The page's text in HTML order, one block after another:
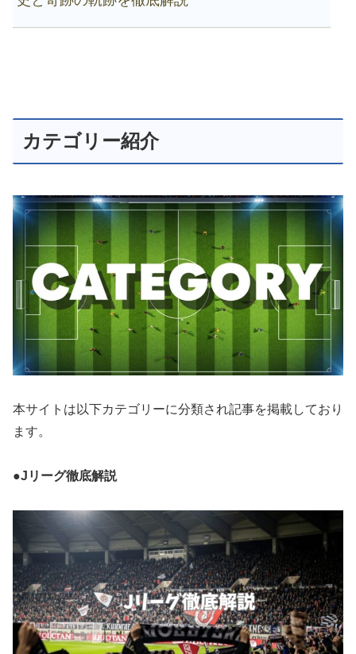
カテゴリー紹介
本サイトは以下カテゴリーに分類され記事を掲載しており
ます。
●Jリーグ徹底解説